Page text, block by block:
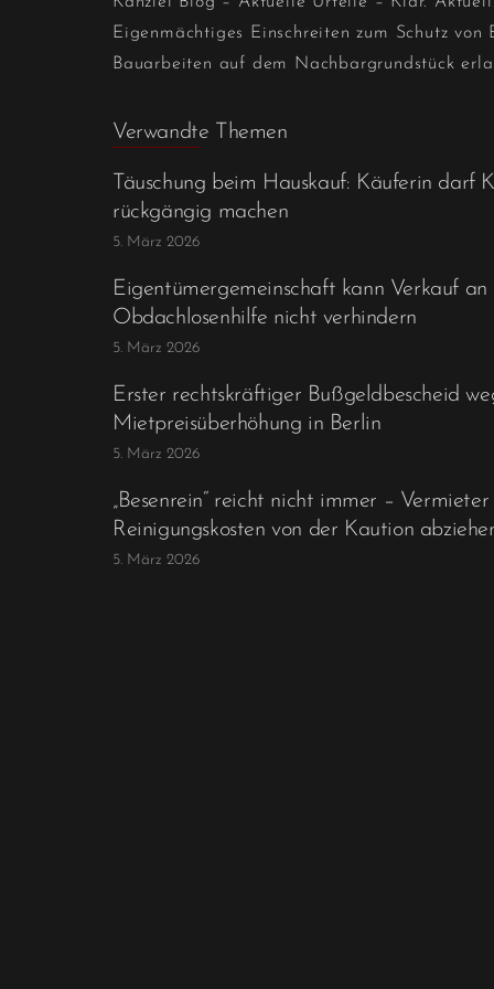
Eigenmächtiges Einschreiten zum Schutz von
Bauarbeiten auf dem Nachbargrundstück
Verwandte Themen
Täuschung beim Hauskauf: Käuferin darf
rückgängig machen
5. März 2026
Eigentümergemeinschaft kann Verkauf an
Obdachlosenhilfe nicht verhindern
5. März 2026
Erster rechtskräftiger Bußgeldbescheid
Mietpreisüberhöhung in Berlin
5. März 2026
„Besenrein“ reicht nicht immer –
Reinigungskosten von der Kaution
5. März 2026